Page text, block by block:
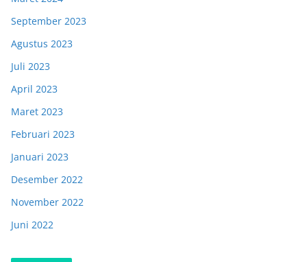
September 2023
Agustus 2023
Juli 2023
April 2023
Maret 2023
Februari 2023
Januari 2023
Desember 2022
November 2022
Juni 2022